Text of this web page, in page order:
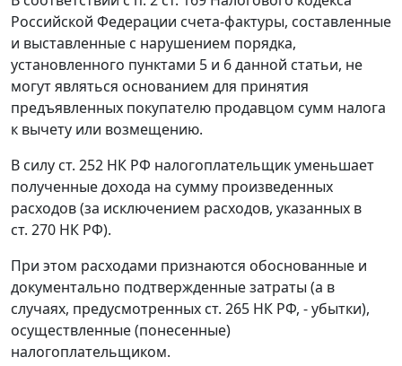
Российской Федерации счета-фактуры, составленные
и выставленные с нарушением порядка,
установленного пунктами 5 и 6данной статьи, не
могут являться основанием для принятия
предъявленных покупателю продавцом сумм налога
к вычету или возмещению.
В силу ст. 252 НК РФ налогоплательщик уменьшает
полученные дохода на сумму произведенных
расходов (за исключением расходов, указанных в
ст. 270 НК РФ).
При этом расходами признаются обоснованные и
документально подтвержденные затраты (а в
случаях, предусмотренных ст. 265 НК РФ, - убытки),
осуществленные (понесенные)
налогоплательщиком.